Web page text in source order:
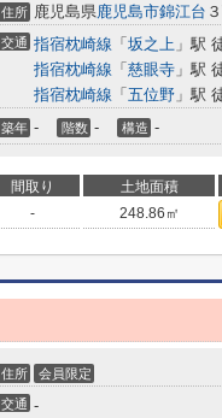
住所 鹿児島県鹿児島市錦江台
交通 指宿枕崎線 「 坂之上 」駅
指宿枕崎線 「 慈眼寺 」駅
指宿枕崎線 「 五位野 」駅
築年 - 階数 - 構造 -
間取り 土地面積
- 248.86㎡
住所 会員限定
交通 -